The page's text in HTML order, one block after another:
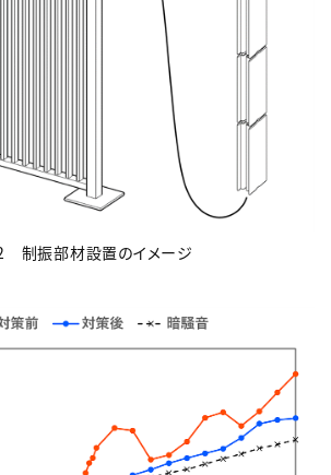
制振部材設置のイメージ